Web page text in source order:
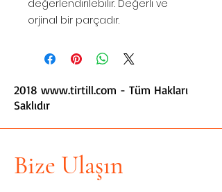
değerlendirilebilir. Değerli ve
orjinal bir parçadır.
2018 www.tirtill.com - Tüm Hakları
Saklıdır
Bize Ulaşın